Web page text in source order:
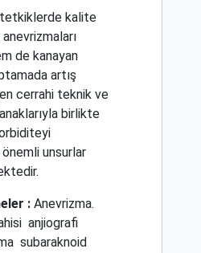
kalite
de kanayan
artış
cerrahi teknik ve
birlikte
unsurlar
: Anevrizma.
anjiografi
subaraknoid